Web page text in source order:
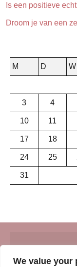
We value your
Is een positieve
Droom je van een
M
D W
3 4
10 11
17 18
24 25
31
© Insert